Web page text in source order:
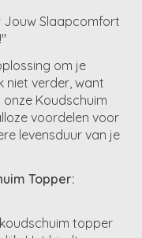
Jouw Slaapcomfort
om je
niet verder, want
Koudschuim
voordelen voor
levensduur van je
Topper:
topper